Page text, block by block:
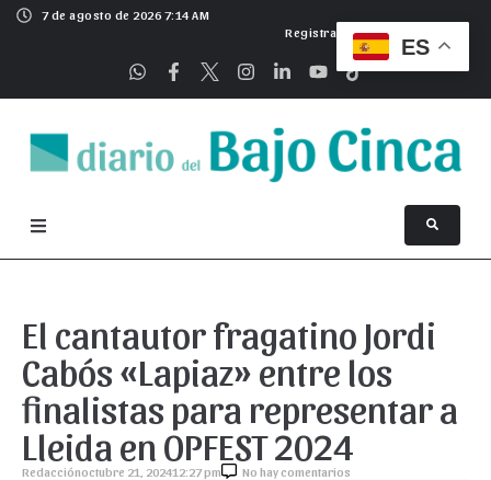
7 de agosto de 2026 7:14 AM
Registrarse
El cantautor fragatino Jordi
Cabós «Lapiaz» entre los
finalistas para representar a
Lleida en OPFEST 2024
Redacciónoctubre 21, 202412:27 pm No hay comentarios
ES